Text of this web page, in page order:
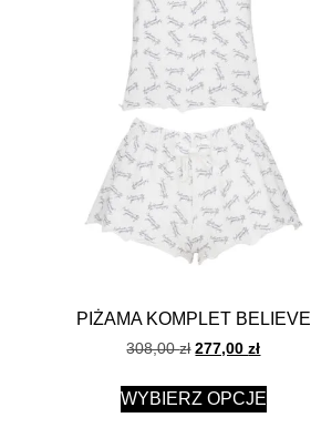
PIŻAMA KOMPLET BELIEVE
308,00zł 277,00zł
WYBIERZ OPCJE